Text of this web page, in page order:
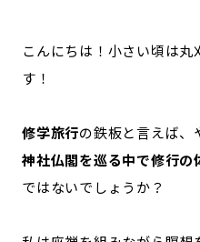
こんにちは！小さい頃は
す！
修学旅行の鉄板と言えば、
神社仏閣を巡る中で修行の
ではないでしょうか？